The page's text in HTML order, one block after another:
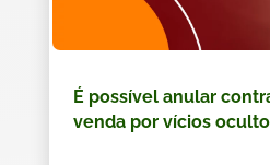
É possível anular
venda por vícios